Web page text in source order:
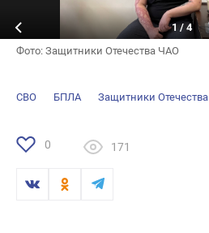
Фото: Защитники Отечества ЧАО
1/ 4
СВО БПЛА Защитники Отечества
0 171